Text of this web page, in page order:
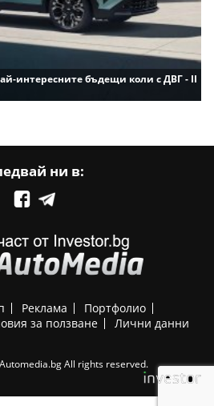
интересните бъдещи коли с ДВГ - II
ни в:
Реклама
Портфолио
за ползване Лични данни
All rights reserved.